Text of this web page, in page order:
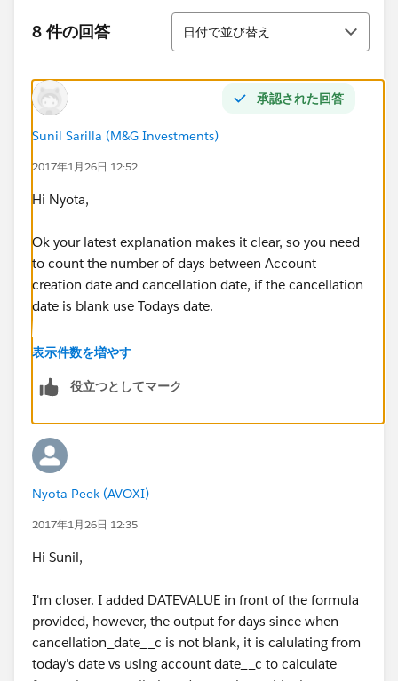
8 件の回答
並び替え
日付で並び替え
承認された回答
Sunil Sarilla (M&G Investments)
2017年1月26日 12:52
Hi Nyota,
Ok your latest explanation makes it clear, so you need
to count the number of days between Account
creation date and cancellation date, if the cancellation
date is blank use Todays date.
Please try the below
DATEVALUE(account_date__c) -
表示件数を増やす
役立つとしてマーク
Nyota Peek (AVOXI)
2017年1月26日 12:35
Hi Sunil,
I'm closer. I added DATEVALUE in front of the formula
provided, however, the output for days since when
cancellation_date__c is not blank, it is calulating from
today's date vs using account date__c to calculate